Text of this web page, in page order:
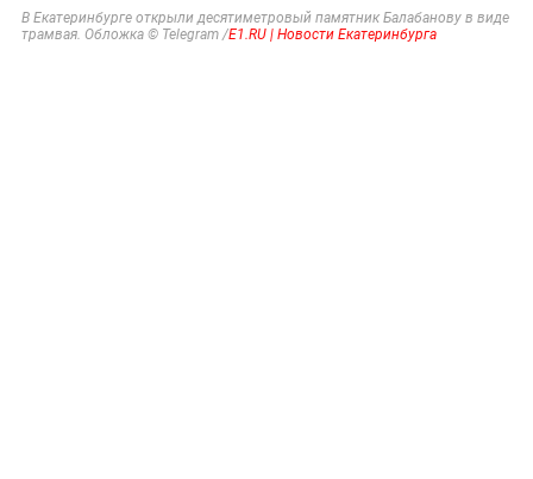
В Екатеринбурге открыли десятиметровый памятник Балабанову в виде
трамвая. Обложка © Telegram /E1.RU | Новости Екатеринбурга